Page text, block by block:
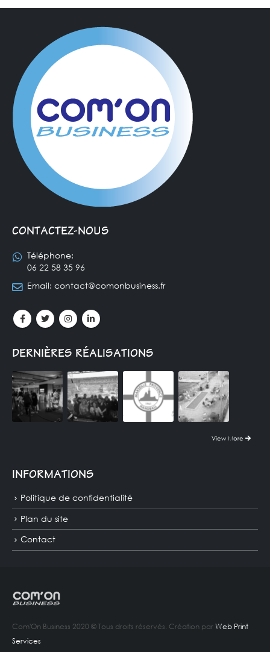
CONTACTEZ-NOUS
Téléphone:
06 22 58 35 96
Email: contact@comonbusiness.fr
DERNIÈRES RÉALISATIONS
View More
INFORMATIONS
Politique de confidentialité
Plan du site
Contact
Com'On Business 2020 © Tous droits réservés. Création par Web Print
Services